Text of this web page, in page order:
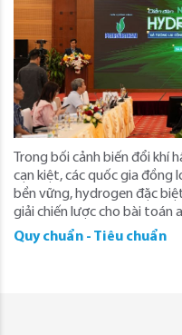
Trong bối cảnh biến đổi khí
cạn kiệt, các quốc gia đồng
bền vững, hydrogen đặc
giải chiến lược cho bài toán
Quy chuẩn - Tiêu chuẩn